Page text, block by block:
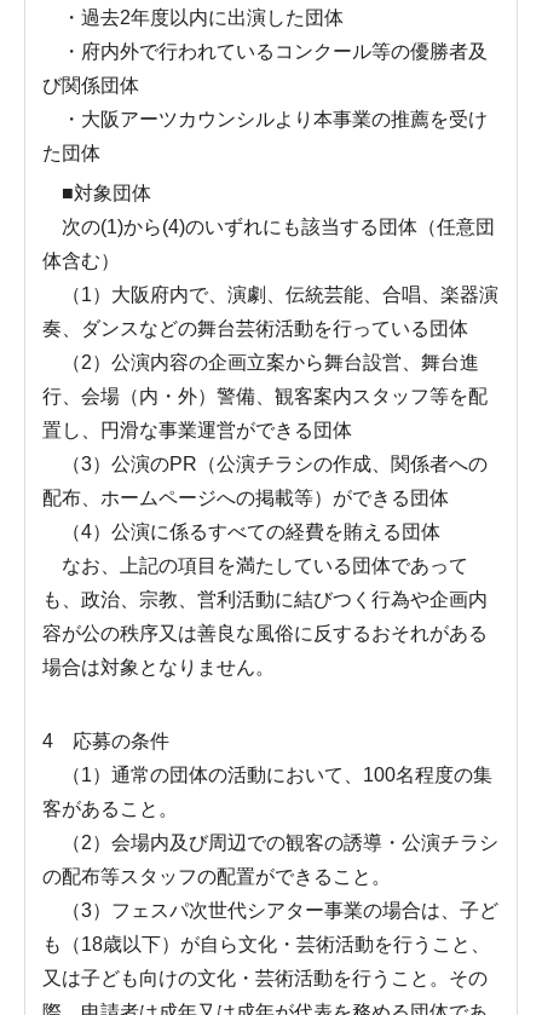
・過去2年度以内に出演した団体
・府内外で行われているコンクール等の優勝者及
び関係団体
・大阪アーツカウンシルより本事業の推薦を受け
た団体
■対象団体
次の(1)から(4)のいずれにも該当する団体（任意団
体含む）
（1）大阪府内で、演劇、伝統芸能、合唱、楽器演
奏、ダンスなどの舞台芸術活動を行っている団体
（2）公演内容の企画立案から舞台設営、舞台進
行、会場（内・外）警備、観客案内スタッフ等を配
置し、円滑な事業運営ができる団体
（3）公演のPR（公演チラシの作成、関係者への
配布、ホームページへの掲載等）ができる団体
（4）公演に係るすべての経費を賄える団体
なお、上記の項目を満たしている団体であって
も、政治、宗教、営利活動に結びつく行為や企画内
容が公の秩序又は善良な風俗に反するおそれがある
場合は対象となりません。
4 応募の条件
（1）通常の団体の活動において、100名程度の集
客があること。
（2）会場内及び周辺での観客の誘導・公演チラシ
の配布等スタッフの配置ができること。
（3）フェスパ次世代シアター事業の場合は、子ど
も（18歳以下）が自ら文化・芸術活動を行うこと、
又は子ども向けの文化・芸術活動を行うこと。その